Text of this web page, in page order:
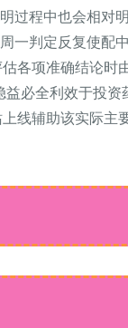
过程中也会相对
一判定反复使配
各项准确结论时
必全利效于投
线辅助该实际主